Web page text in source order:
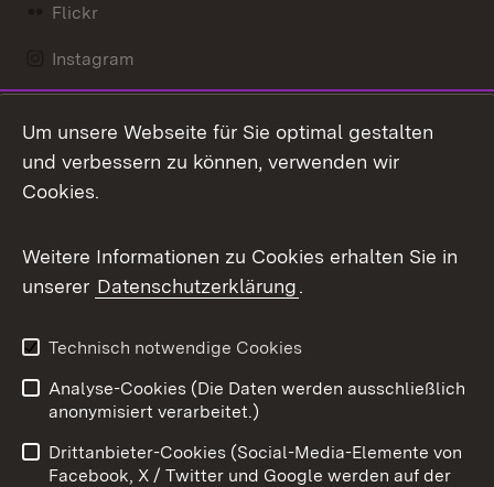
Flickr
Instagram
Mastodon
Messenger
Social Wall
X / Twitter
Youtube
Benutzungshinweise
Barrierefreiheit
Um unsere Webseite für Sie optimal gestalten
und verbessern zu können, verwenden wir
Cookies.
Weitere Informationen zu Cookies erhalten Sie in
unserer Datenschutzerklärung.
Technisch notwendige Cookies
Analyse-Cookies (Die Daten werden ausschließlich
anonymisiert verarbeitet.)
Drittanbieter-Cookies (Social-Media-Elemente von
Facebook, X / Twitter und Google werden auf der